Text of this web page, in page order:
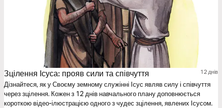
Зцілення Ісуса: прояв сили та співчуття 12 днів
Дізнайтеся, як у Своєму земному служінні Ісус являв силу і співчуття
через зцілення. Кожен з 12 днів навчального плану доповнюється
короткою відео-ілюстрацією одного з чудес зцілення, явлених Ісусом.